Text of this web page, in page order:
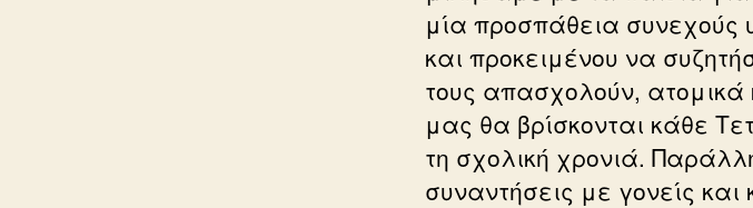
μία προσπάθεια συνεχούς
και προκειμένου να
τους απασχολούν, ατομικά
μας θα βρίσκονται κάθε
τη σχολική χρονιά.
συναντήσεις με γονείς